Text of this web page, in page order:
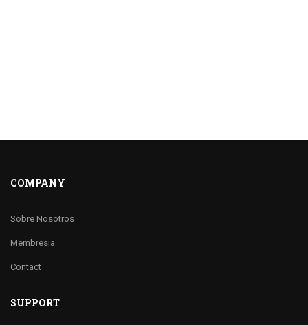
COMPANY
Sobre Nosotros
Membresia
Contact
SUPPORT